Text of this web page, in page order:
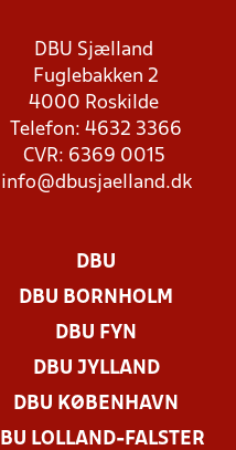
DBU Sjælland
Fuglebakken 2
4000 Roskilde
Telefon: 4632 3366
CVR: 6369 0015
info@dbusjaelland.dk
DBU
DBU BORNHOLM
DBU FYN
DBU JYLLAND
DBU KØBENHAVN
LOLLAND-FALSTER